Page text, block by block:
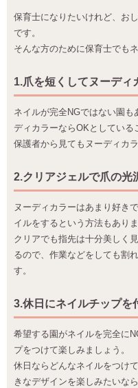
保育士になりたいけれど、お
です。
そんな方のために保育士でも
1.爪を短くしてヌーディ
ネイルが完全NGではない園
ディカラーならOKとしている
保護者から見てもヌーディカ
2.クリアジェルで爪の光
ヌーディカラーはあまり好き
イルをするという方法もありま
クリアでも指先は十分美しく
るので、作業などをしても割
す。
3.休日にネイルチップを
希望する園がネイルを完全に
プをつけて楽しみましょう。
休日ならどんなネイルをつけ
きなデザインを楽しみたいな